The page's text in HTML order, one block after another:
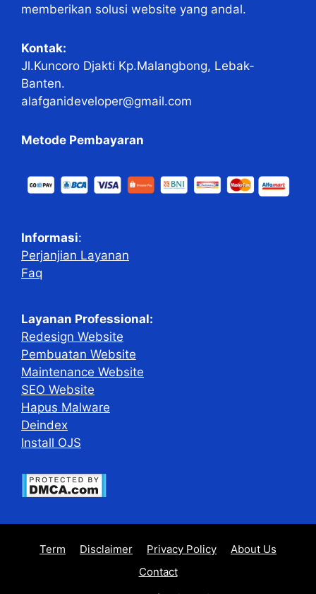
memberikan solusi website yang andal.
Kontak:
Jl.Kuncoro Djakti Kp.Malangbong, Lebak-
Banten.
alafganideveloper@gmail.com
Metode Pembayaran
Informasi:
Perjanjian Layanan
Faq
Layanan Professional:
Redesign Website
Pembuatan Website
Maintenance Website
SEO Website
Hapus Malware
Deindex
Install OJS
Term Disclaimer Privacy Policy
About Us
Contact